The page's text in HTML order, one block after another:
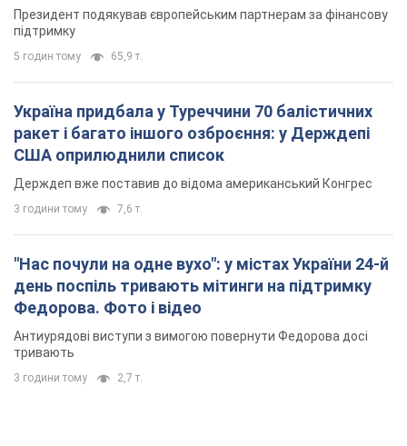
Президент подякував європейським партнерам за фінансову
підтримку
5 годин тому 65,9 т.
Україна придбала у Туреччини 70 балістичних
ракет і багато іншого озброєння: у Держдепі
США оприлюднили список
Держдеп вже поставив до відома американський Конгрес
3 години тому 7,6 т.
"Нас почули на одне вухо": у містах України 24-й
день поспіль тривають мітинги на підтримку
Федорова. Фото і відео
Антиурядові виступи з вимогою повернути Федорова досі
тривають
3 години тому 2,7 т.